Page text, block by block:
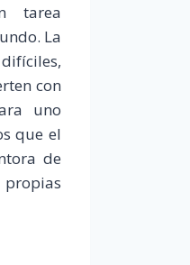
tarea
La
con
uno
que el
de
propias